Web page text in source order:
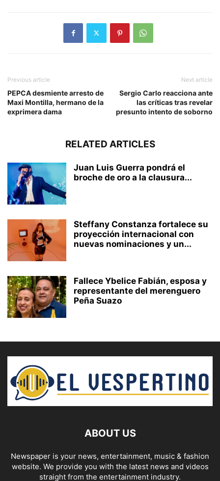
Previous article
PEPCA desmiente arresto de
Maxi Montilla, hermano de la
exprimera dama
Next article
Sergio Carlo reacciona ante
las críticas tras revelar
presunto intento de soborno
RELATED ARTICLES
Juan Luis Guerra pondrá el
broche de oro a la clausura...
Steffany Constanza fortalece su
proyección internacional con
nuevas nominaciones y un...
Fallece Ybelice Fabián, esposa y
representante del merenguero
Peña Suazo
ABOUT US
Newspaper is your news, entertainment, music & fashion
website. We provide you with the latest news and videos
straight from the entertainment industry.